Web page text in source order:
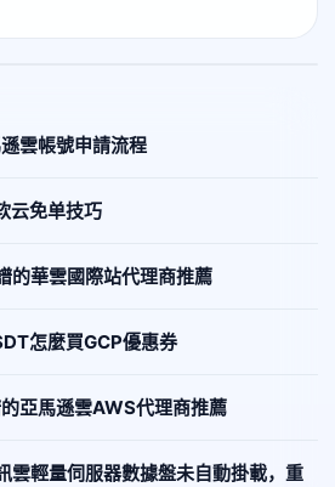
雲帳號申請流程
云免单技巧
的華雲國際站代理商推薦
怎麼買GCP優惠券
亞馬遜雲AWS代理商推薦
雲輕量伺服器數據盤未自動掛載，重